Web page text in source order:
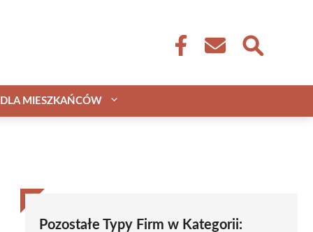
DLA MIESZKAŃCÓW
Pozostałe Typy Firm w Kategorii: